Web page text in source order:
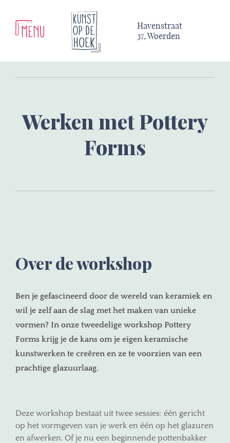
Havenstraat
37, Woerden
Werken met Pottery
Forms
Over de workshop
Ben je gefascineerd door de wereld van keramiek en
wil je zelf aan de slag met het maken van unieke
vormen? In onze tweedelige workshop Pottery
Forms krijg je de kans om je eigen keramische
kunstwerken te creëren en ze te voorzien van een
prachtige glazuurlaag.
Deze workshop bestaat uit twee sessies: één gericht
op het vormgeven van je werk en één op het glazuren
en afwerken. Of je nu een beginnende pottenbakker